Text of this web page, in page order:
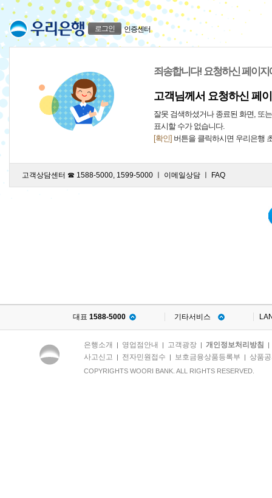
로그인 인증센터
죄송합니다! 요청하신 페이
고객님께서 요청하신 페
잘못 검색하셨거나 종료된 화면, 또
표시할 수가 없습니다.
[확인] 버튼을 클릭하시면 우리은행
고객상담센터 ☎ 1588-5000, 1599-5000 ㅣ 이메일상담 FAQ
대표 1588-5000 기타서비스
은행소개 | 영업점안내 | 고객광장| 개인정보처리방침
사고신고 | 전자민원접수 | 보호금융상품등록부 | 상품
COPYRIGHTS WOORI BANK. ALL RIGHTS RESERVED.